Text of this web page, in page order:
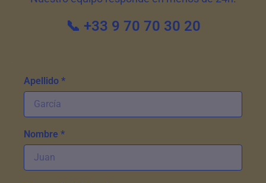
📞 +33 9 70 70 30 20
Apellido *
Nombre *